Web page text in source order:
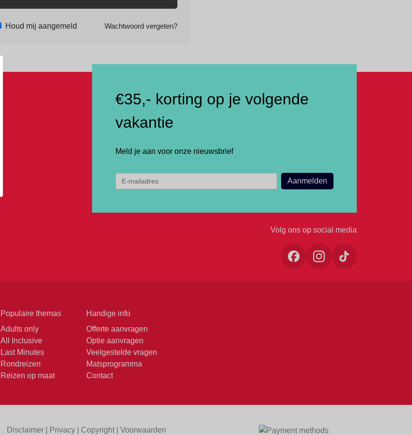
Houd mij aangemeld Wachtwoord vergeten?
€35,- korting op je volgende
vakantie
Meld je aan voor onze nieuwsbrief
Volg ons op social media
Populaire themas
Adults only
All Inclusive
Last Minutes
Rondreizen
Reizen op maat
Handige info
Offerte aanvragen
Optie aanvragen
Veelgestelde vragen
Matsprogramma
Contact
Disclaimer| Privacy| Copyright| Voorwaarden